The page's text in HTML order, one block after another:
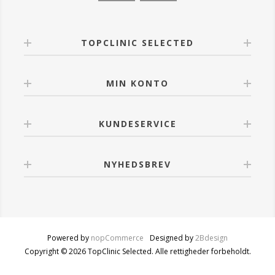
TOPCLINIC SELECTED
MIN KONTO
KUNDESERVICE
NYHEDSBREV
Powered by nopCommerce Designed by2Bdesign
Copyright © 2026 TopClinic Selected. Alle rettigheder forbeholdt.